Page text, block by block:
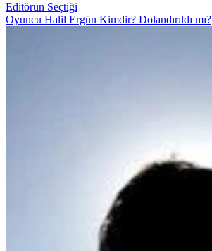
Editörün Seçtiği
Oyuncu Halil Ergün Kimdir? Dolandırıldı mı?